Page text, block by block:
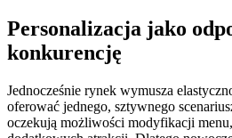
Personalizacja jako
konkurencję
Jednocześnie rynek wymusza
oferować jednego, sztywnego
oczekują możliwości modyfikacji